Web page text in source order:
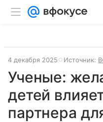
4 декабря 2025 Источник:
Ученые:
детей
партнера